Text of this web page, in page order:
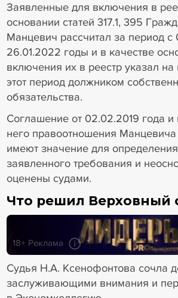
Заявленные для включения в
основании статей 317.1, 395
Манцевич рассчитал за период с
26.01.2022 годы и в качестве
включения их в реестр указал
этот период должником
обязательства.
Соглашение от 02.02.2019 года
него правоотношения Манцевича
имеют значение для
заявленного требования и
оценены судами.
Что решил Верховный
18+ Реклама
Судья Н.А. Ксенофонтова сочла
заслуживающими внимания и